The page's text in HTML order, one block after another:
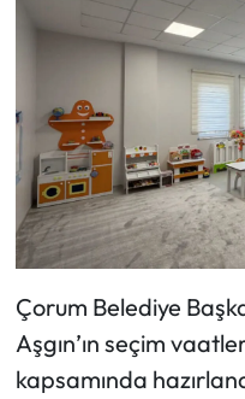
Çorum Belediye
Aşgın’ın seçim
kapsamında
Spor
Sungurlu Haberleri
Turizm
Uğurludağ
Yayla Haber